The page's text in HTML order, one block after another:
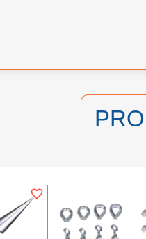
favorite_border